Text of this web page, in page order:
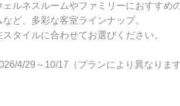
ェルネスルームやファミリーにおすすめ
など、多彩な客室ラインナップ。
タイルに合わせてお選びください。
4/29～10/17（プランにより異なります